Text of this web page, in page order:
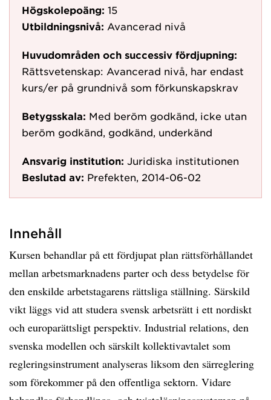
Högskolepoäng: 15
Utbildningsnivå: Avancerad nivå
Huvudområden och successiv fördjupning:
Rättsvetenskap: Avancerad nivå, har endast
kurs/er på grundnivå som förkunskapskrav
Betygsskala: Med beröm godkänd, icke utan
beröm godkänd, godkänd, underkänd
Ansvarig institution: Juridiska institutionen
Beslutad av: Prefekten, 2014-06-02
Innehåll
Kursen behandlar på ett fördjupat plan rättsförhållandet
mellan arbetsmarknadens parter och dess betydelse för
den enskilde arbetstagarens rättsliga ställning. Särskild
vikt läggs vid att studera svensk arbetsrätt i ett nordiskt
och europarättsligt perspektiv. Industrial relations, den
svenska modellen och särskilt kollektivavtalet som
regleringsinstrument analyseras liksom den särreglering
som förekommer på den offentliga sektorn. Vidare